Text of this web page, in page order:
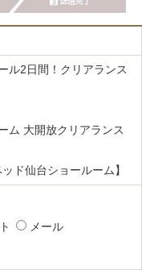
ル2日間！クリアランス
ム 大開放クリアランス
ド仙台ショールーム】
メール